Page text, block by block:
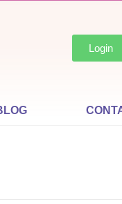
Login